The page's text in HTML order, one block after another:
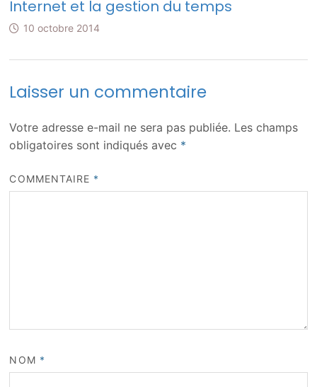
Internet et la gestion du temps
10 octobre 2014
Laisser un commentaire
Votre adresse e-mail ne sera pas publiée. Les champs
obligatoires sont indiqués avec *
COMMENTAIRE *
NOM *